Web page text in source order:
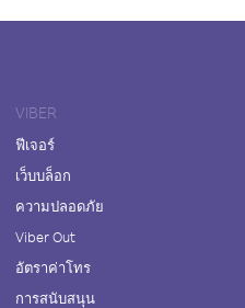
VIBER
ฟีเจอร์
เว็บบล็อก
ความปลอดภัย
Viber Out
อัตราค่าโทร
การสนับสนุน